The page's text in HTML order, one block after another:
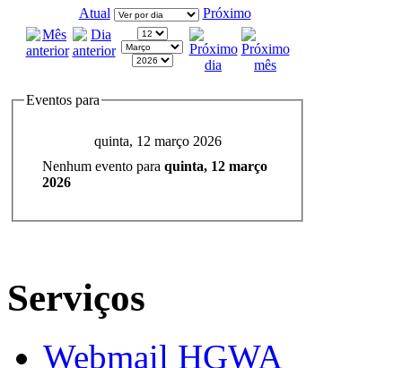
Atual Próximo
Eventos para
quinta, 12 março 2026
Nenhum evento para quinta, 12 março
2026
Serviços
Webmail HGWA